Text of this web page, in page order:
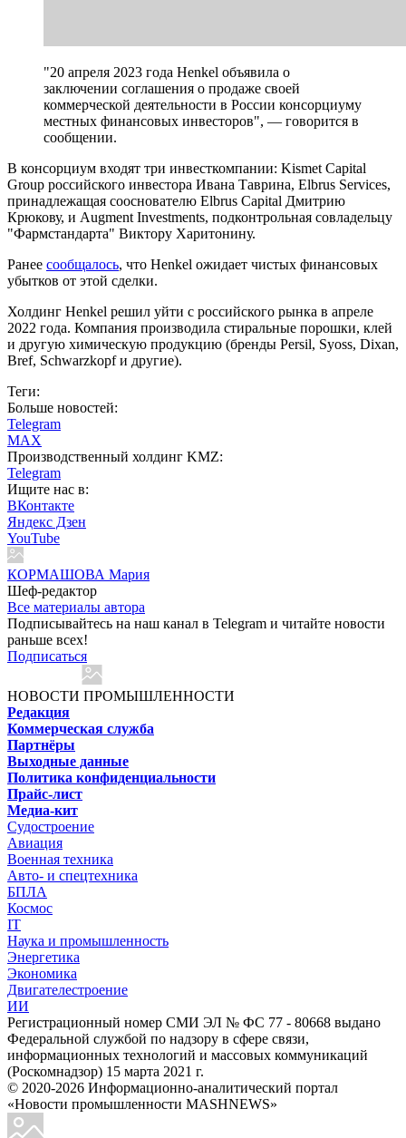
"20 апреля 2023 года Henkel объявила о
заключении соглашения о продаже своей
коммерческой деятельности в России консорциуму
местных финансовых инвесторов", — говорится в
сообщении.
В консорциум входят три инвесткомпании: Kismet Capital
Group российского инвестора Ивана Таврина, Elbrus Services,
принадлежащая сооснователю Elbrus Capital Дмитрию
Крюкову, и Augment Investments, подконтрольная совладельцу
"Фармстандарта" Виктору Харитонину.
Ранее сообщалось, что Henkel ожидает чистых финансовых
убытков от этой сделки.
Холдинг Henkel решил уйти с российского рынка в апреле
2022 года. Компания производила стиральные порошки, клей
и другую химическую продукцию (бренды Persil, Syoss, Dixan,
Bref, Schwarzkopf и другие).
Теги:
Больше новостей:
Telegram
MAX
Производственный холдинг KMZ:
Telegram
Ищите нас в:
ВКонтакте
Яндекс Дзен
YouTube
КОРМАШОВА Мария
Шеф-редактор
Все материалы автора
Подписывайтесь на наш канал в Telegram и читайте новости
раньше всех!
Подписаться
НОВОСТИ ПРОМЫШЛЕННОСТИ
Редакция
Коммерческая служба
Партнёры
Выходные данные
Политика конфиденциальности
Прайс-лист
Медиа-кит
Судостроение
Авиация
Военная техника
Авто- и спецтехника
БПЛА
Космос
IT
Наука и промышленность
Энергетика
Экономика
Двигателестроение
ИИ
Регистрационный номер СМИ ЭЛ № ФС 77 - 80668 выдано
Федеральной службой по надзору в сфере связи,
информационных технологий и массовых коммуникаций
(Роскомнадзор) 15 марта 2021 г.
© 2020-2026 Информационно-аналитический портал
«Новости промышленности MASHNEWS»